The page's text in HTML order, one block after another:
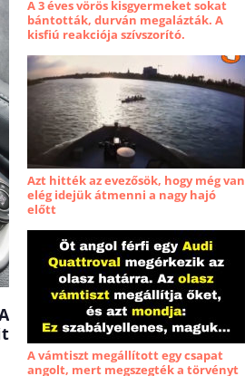
A 3 éves vörös kisgyermeket sokat
bántották, durván megalázták. A
kisfiú reakciója szívszorító.
Azt hitték az evezősök, hogy még van
elég idejük átmenni a nagy hajó
előtt
A vámtiszt megállított egy csapat
angolt, mert megszegték a törvényt